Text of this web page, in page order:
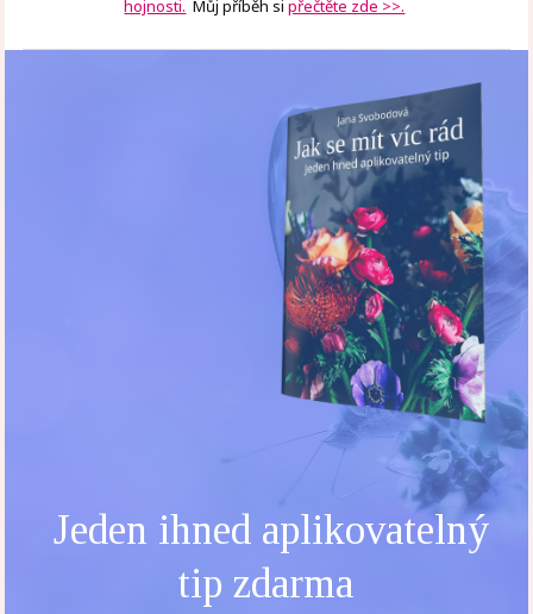
hojnosti. Můj příběh sipřečtěte zde >>.
Jeden ihned aplikovatelný
tip zdarma